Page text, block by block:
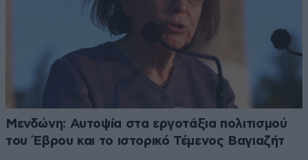
Μενδώνη: Αυτοψία στα εργοτάξια πολιτισμού
του Έβρου και το ιστορικό Τέμενος Βαγιαζήτ